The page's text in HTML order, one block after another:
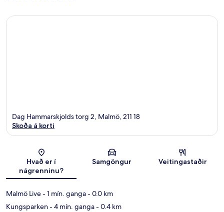
Kort
Dag Hammarskjolds torg 2, Malmö, 211 18
Skoða á korti
Hvað er í
nágrenninu?
Samgöngur Veitingastaðir
Malmö Live- 1 mín. ganga- 0.0 km
Kungsparken- 4 mín. ganga- 0.4 km